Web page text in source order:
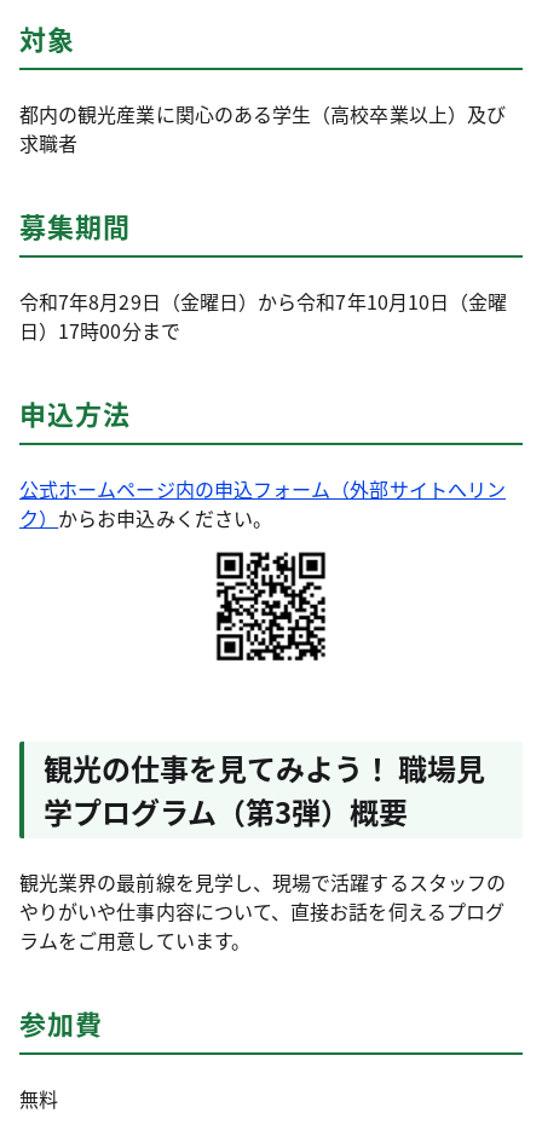
対象
都内の観光産業に関心のある学生（高校卒業以上）及び
求職者
募集期間
令和7年8月29日（金曜日）から令和7年10月10日（金曜
日）17時00分まで
申込方法
公式ホームページ内の申込フォーム（外部サイトへリン
ク） からお申込みください。
観光の仕事を見てみよう！ 職場見
学プログラム（第3弾）概要
観光業界の最前線を見学し、現場で活躍するスタッフの
やりがいや仕事内容について、直接お話を伺えるプログ
ラムをご用意しています。
参加費
無料